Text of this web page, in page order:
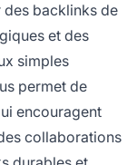
des backlinks de
et des
simples
permet de
encouragent
collaborations